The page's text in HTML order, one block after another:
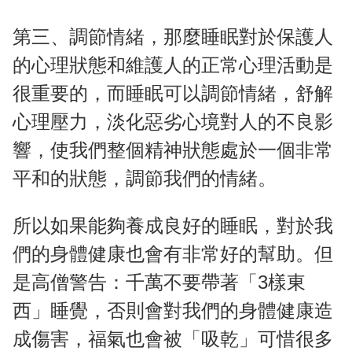
第三、調節情緒，那麼睡眠對於保護人
的心理狀態和維護人的正常心理活動是
很重要的，而睡眠可以調節情緒，舒解
心理壓力，淡化惡劣心境對人的不良影
響，使我們整個精神狀態處於一個非常
平和的狀態，調節我們的情緒。
所以如果能夠養成良好的睡眠，對於我
們的身體健康也會有非常好的幫助。但
是高僧警告：千萬不要帶著「3樣東
西」睡覺，否則會對我們的身體健康造
成傷害，福氣也會被「吸乾」可惜很多